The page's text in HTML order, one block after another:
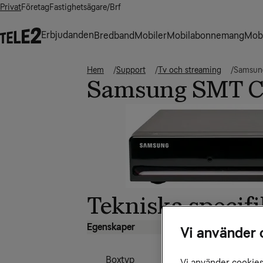
PrivatFöretagFastighetsägare/Brf
ErbjudandenBredbandMobilerMobilabonnemang
Hem Support Tv och streaming
Samsung SMT
Tekniska
Egenskaper
Boxtyp
Vi använder